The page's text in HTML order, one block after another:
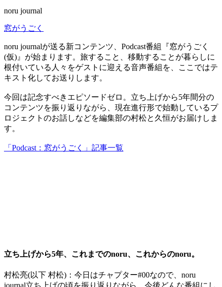
noru journal
窓がうごく
noru journalが送る新コンテンツ、Podcast番組『窓がうごく
(仮)』が始まります。旅すること、移動することが暮らしに
根付いている人々をゲストに迎える音声番組を、ここではテ
キスト化してお送りします。
今回は記念すべきエピソードゼロ。立ち上げから5年間分の
コンテンツを振り返りながら、現在進行形で始動しているプ
ロジェクトのお話しなどを編集部の村松と久恒がお届けしま
す。
「Podcast：窓がうごく」記事一覧
立ち上げから5年、これまでのnoru、これからのnoru。
村松亮(以下 村松)： 今日はチャプター#00なので、noru